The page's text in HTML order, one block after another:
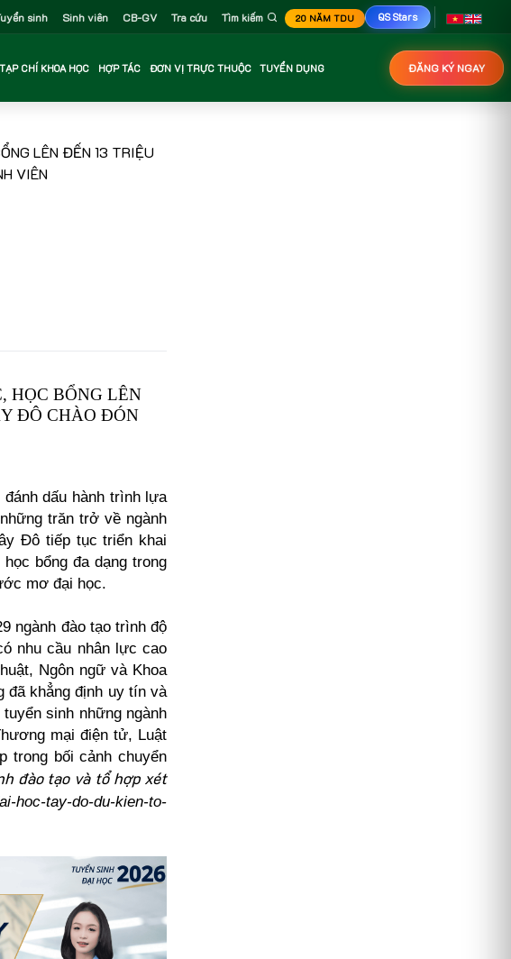
sinh Sinh viên CB-GV Tra cứu Tìm kiếm 20 NĂM TDU QS Stars
TẠP CHÍ KHOA HỌC HỢP TÁC ĐƠN VỊ TRỰC THUỘC TUYỂN DỤNG ĐĂNG KÝ NGAY
LÊN ĐẾN 13 TRIỆU
VIÊN
HỌC BỔNG LÊN
ĐÔ CHÀO ĐÓN
dấu hành trình lựa
trăn trở về ngành
Đô tiếp tục triển khai
bổng đa dạng trong
mơ đại học.
ngành đào tạo trình độ
nhu cầu nhân lực cao
Ngôn ngữ và Khoa
đã khẳng định uy tín và
sinh những ngành
mại điện tử, Luật
trong bối cảnh chuyển
đào tạo và tổ hợp xét
hoc-tay-do-du-kien-to-